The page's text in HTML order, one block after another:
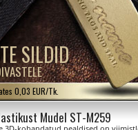
SILDID
0,03 EUR/Tk.
Mudel ST-M259